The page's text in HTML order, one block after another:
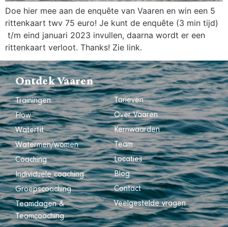
Doe hier mee aan de enquête van Vaaren en win een 5
rittenkaart twv 75 euro! Je kunt de enquête (3 min tijd)
t/m eind januari 2023 invullen, daarna wordt er een
rittenkaart verloot. Thanks! Zie link.
Ontdek Vaaren
Trainingen
Flow
Waterfit
Watermen/women
Coaching
Individuele coaching
Groepscoaching
Teamdagen &
Teamcoaching
Tarieven
Over Vaaren
Kernwaarden
Team
Locaties
Blog
Contact
Veelgestelde vragen